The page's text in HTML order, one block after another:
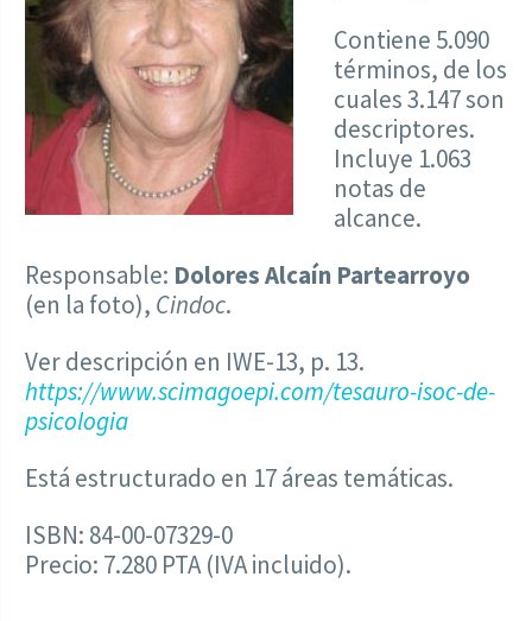
Contiene 5.090
términos, de los
cuales 3.147 son
descriptores.
Incluye 1.063
notas de
alcance.
Responsable: Dolores Alcaín Partearroyo
(en la foto), Cindoc.
Ver descripción en IWE-13, p. 13.
https://www.scimagoepi.com/tesauro-isoc-de-
psicologia
Está estructurado en 17 áreas temáticas.
ISBN: 84-00-07329-0
Precio: 7.280 PTA (IVA incluido).